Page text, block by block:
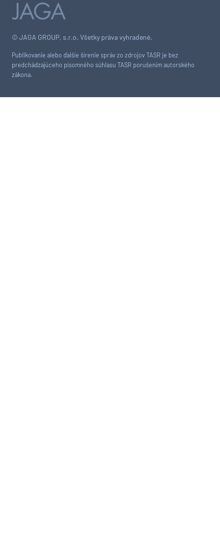
© JAGA GROUP, s.r.o. Všetky práva vyhradené.
Publikovanie alebo ďalšie šírenie správ zo zdrojov TASR je bez
predchádzajúceho písomného súhlasu TASR porušením autorského
zákona.